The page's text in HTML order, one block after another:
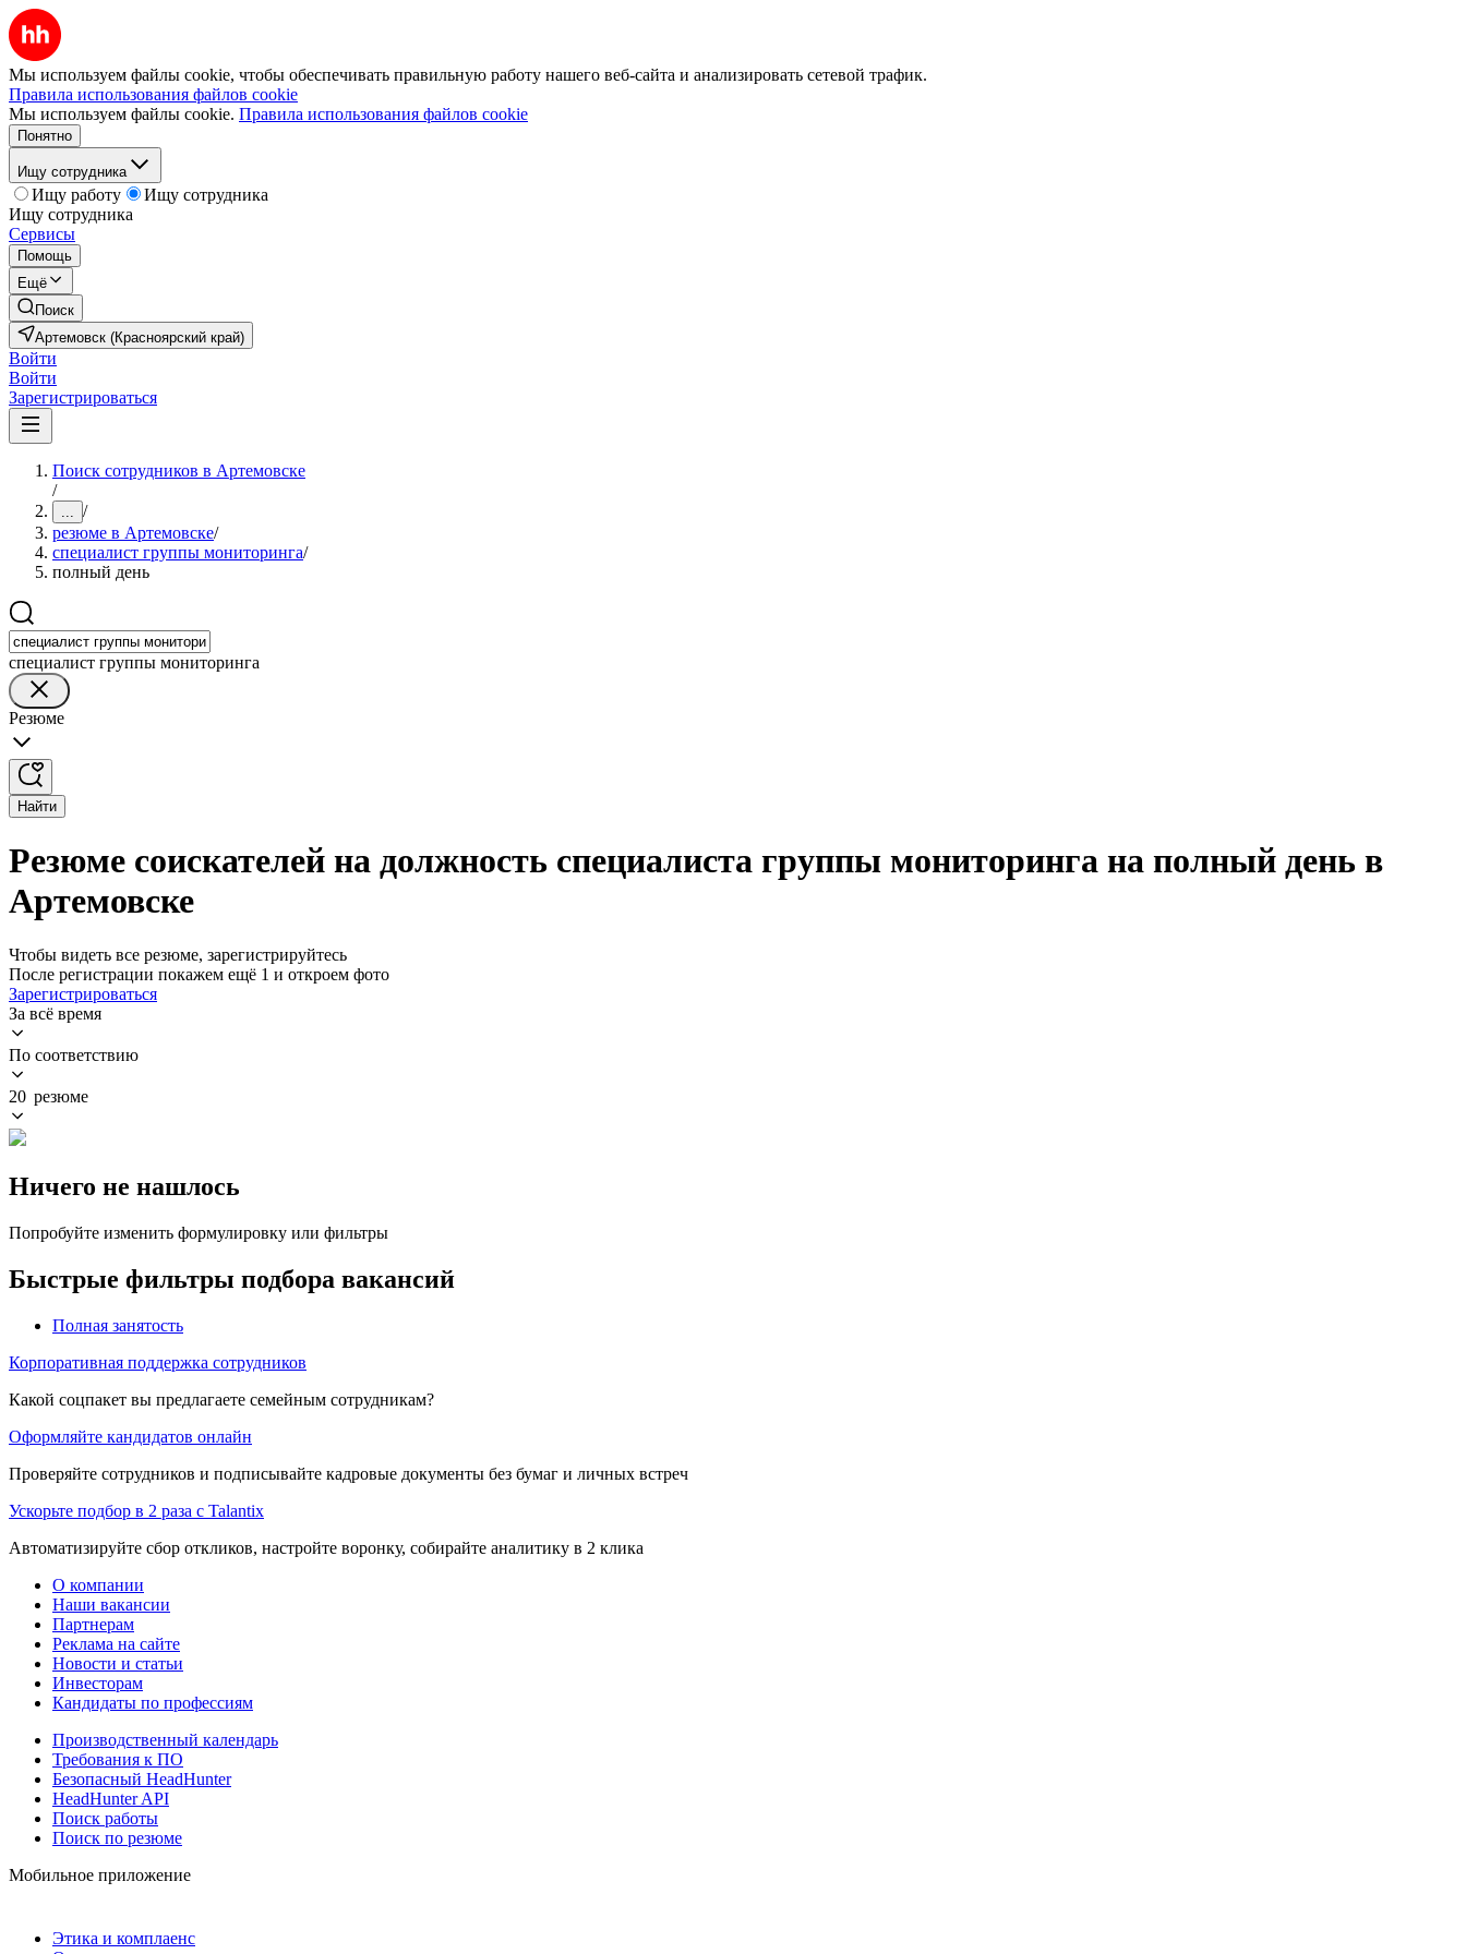
Мы используем файлы cookie, чтобы обеспечивать правильную работу нашего веб-сайта и анализировать сетевой трафик.
Правила использования файлов cookie
Мы используем файлы cookie. Правила использования файлов cookie
Понятно
Ищу сотрудника
Ищу работу
Ищу сотрудника
Ищу сотрудника
Сервисы
Помощь
Ещё
Поиск
Артемовск (Красноярский край)
Войти
Войти
Зарегистрироваться
Поиск сотрудников в Артемовске
/
... /
резюме в Артемовске/
специалист группы мониторинга/
полный день
специалист группы мониторинга
Резюме
Найти
Резюме соискателей на должность специалиста группы мониторинга на полный день в
Артемовске
Чтобы видеть все резюме, зарегистрируйтесь
После регистрации покажем ещё 1 и откроем фото
Зарегистрироваться
За всё время
По соответствию
20 резюме
Ничего не нашлось
Попробуйте изменить формулировку или фильтры
Быстрые фильтры подбора вакансий
Полная занятость
Корпоративная поддержка сотрудников
Какой соцпакет вы предлагаете семейным сотрудникам?
Оформляйте кандидатов онлайн
Проверяйте сотрудников и подписывайте кадровые документы без бумаг и личных встреч
Ускорьте подбор в 2 раза с Talantix
Автоматизируйте сбор откликов, настройте воронку, собирайте аналитику в 2 клика
О компании
Наши вакансии
Партнерам
Реклама на сайте
Новости и статьи
Инвесторам
Кандидаты по профессиям
Производственный календарь
Требования к ПО
Безопасный HeadHunter
HeadHunter API
Поиск работы
Поиск по резюме
Мобильное приложение
Этика и комплаенс